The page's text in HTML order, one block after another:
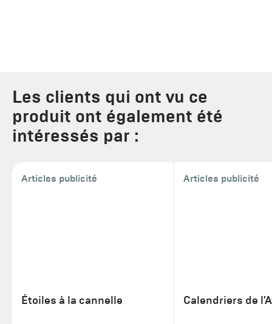
Les clients qui ont vu ce
produit ont également été
intéressés par :
Articles publicité
Étoiles à la cannelle
Articles publicité
Calendriers de